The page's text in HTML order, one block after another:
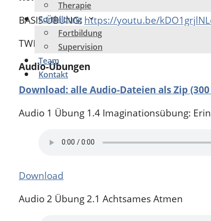
Therapie
Fortbildung
Fortbildung
Supervision
Team
Kontakt
BASIS-ÜBUNG:https://youtu.be/
TWIST & TURN:https://youtu.be/
Audio-Übungen
Download: alle Audio-Dateien als Zip
Audio 1 Übung 1.4 Imaginationsübung:
Download
Audio 2 Übung 2.1 Achtsames Atmen